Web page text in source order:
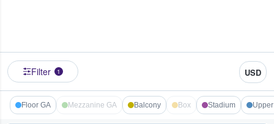
Filter 1 USD
Floor GA Mezzanine GA Balcony Box Stadium